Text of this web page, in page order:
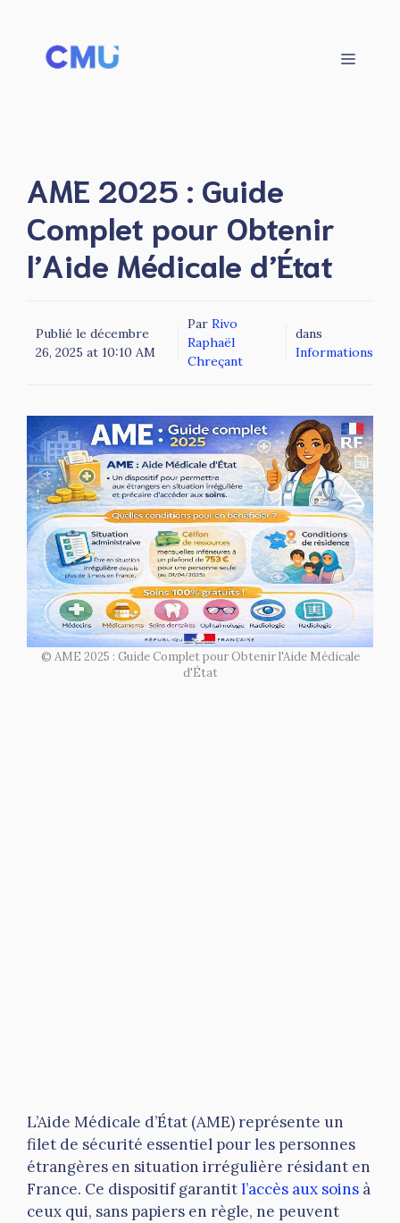
contenu
Menu
AME 2025 : Guide
Complet pour Obtenir
l’Aide Médicale d’État
Publié le décembre
26, 2025 at 10:10 AM
Par Rivo
Raphaël
Chreçant
dans
Informations
© AME 2025 : Guide Complet pour Obtenir l'Aide Médicale
d'État
L’Aide Médicale d’État (AME) représente un
filet de sécurité essentiel pour les personnes
étrangères en situation irrégulière résidant en
France. Ce dispositif garantitl’accès aux soins à
ceux qui, sans papiers en règle, ne peuvent